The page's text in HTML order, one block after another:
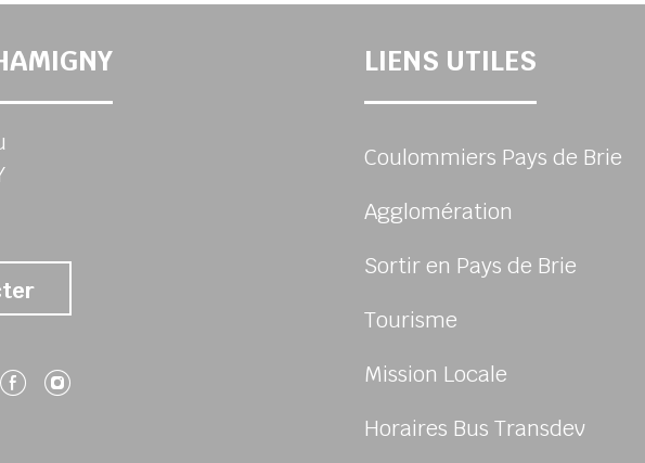
Suivez-nous sur Facebook
Suivez-nous sur Instagram
LIENS UTILES
Coulommiers Pays de Brie
Agglomération
Sortir en Pays de Brie
Tourisme
Mission Locale
Horaires Bus Transdev